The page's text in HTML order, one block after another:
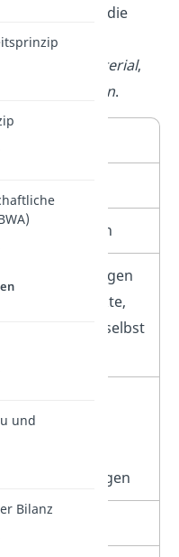
werden die
nach den
Material,
Abschreibungen.
Eigenleistungen
Produkte,
Unternehmen selbst
z. B. Verkauf
Firmenwagen
und
Bilanz